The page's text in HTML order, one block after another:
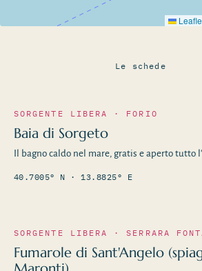
Le schede
SORGENTE LIBERA · FORIO
Baia di Sorgeto
Il bagno caldo nel mare, gratis e aperto tutto
40.7005° N · 13.8825° E
SORGENTE LIBERA · SERRARA
Fumarole di Sant'Angelo